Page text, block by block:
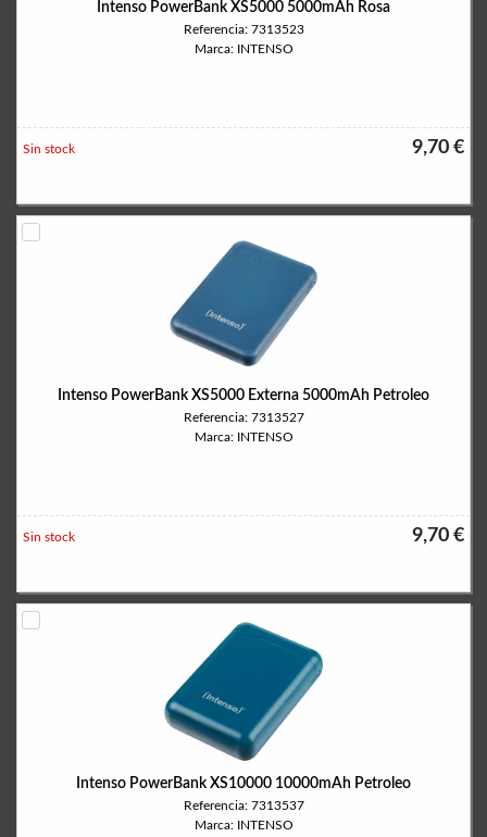
Intenso PowerBank XS5000 5000mAh Rosa
Referencia: 7313523
Marca: INTENSO
9,70 €
Sin stock
Intenso PowerBank XS5000 Externa 5000mAh Petroleo
Referencia: 7313527
Marca: INTENSO
9,70 €
Sin stock
Intenso PowerBank XS10000 10000mAh Petroleo
Referencia: 7313537
Marca: INTENSO